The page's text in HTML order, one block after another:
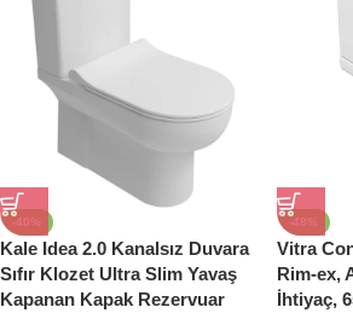
-40%
Kale Idea 2.0 Kanalsız Duvara
Sıfır Klozet Ultra Slim Yavaş
Kapanan Kapak Rezervuar
-48%
Vitra
Rim-ex,
İhtiyaç,